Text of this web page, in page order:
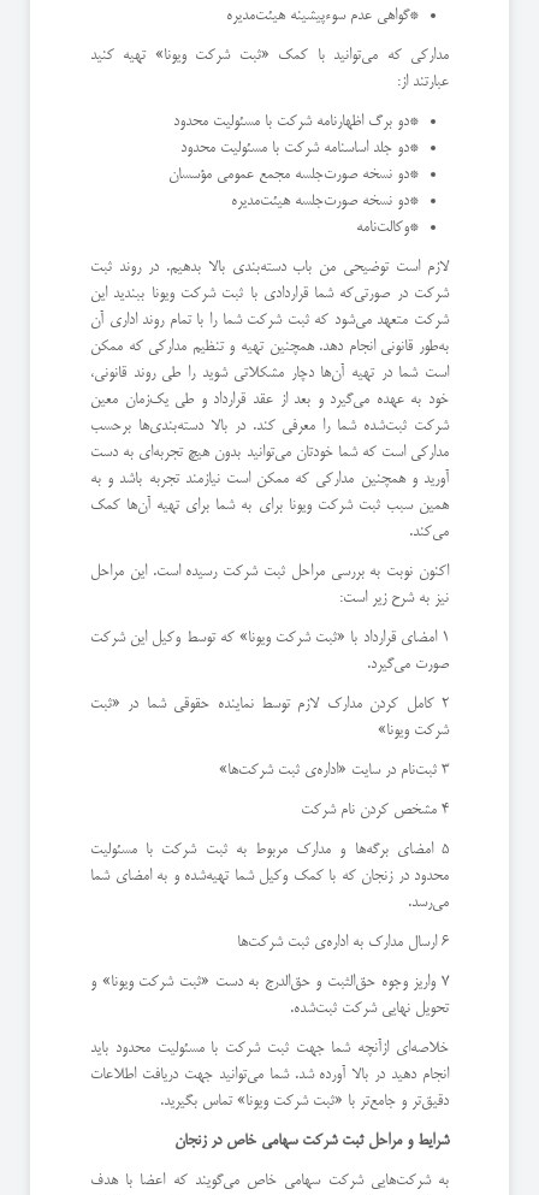
*گواهی عدم سوءپیشینه هیئت‌مدیره
مدارکی که می‌توانید با کمک «ثبت شرکت ویونا» تهیه کنید
عبارتند از:
*دو برگ اظهارنامه شرکت با مسئولیت محدود
*دو جلد اساسنامه شرکت با مسئولیت محدود
*دو نسخه صورت‌جلسه مجمع عمومی مؤسسان
*دو نسخه صورت‌جلسه هیئت‌مدیره
*وکالت‌نامه
لازم است توضیحی من باب دسته‌بندی بالا بدهیم. در روند ثبت
شرکت در صورتی‌که شما قراردادی با ثبت شرکت ویونا ببندید این
شرکت متعهد می‌شود که ثبت شرکت شما را با تمام روند اداری آن
به‌طور قانونی انجام دهد. همچنین تهیه و تنظیم مدارکی که ممکن
است شما در تهیه آن‌ها دچار مشکلاتی شوید را طی روند قانونی،
خود به عهده می‌گیرد و بعد از عقد قرارداد و طی یک‌زمان معین
شرکت ثبت‌شده شما را معرفی کند. در بالا دسته‌بندی‌ها برحسب
مدارکی است که شما خودتان می‌توانید بدون هیچ تجربه‌ای به دست
آورید و همچنین مدارکی که ممکن است نیازمند تجربه باشد و به
همین سبب ثبت شرکت ویونا برای به شما برای تهیه آن‌ها کمک
می‌کند.
اکنون نوبت به بررسی مراحل ثبت شرکت رسیده است. این مراحل
نیز به شرح زیر است:
1 امضای قرارداد با «ثبت شرکت ویونا» که توسط وکیل این شرکت
صورت می‌گیرد.
2 کامل کردن مدارک لازم توسط نماینده حقوقی شما در «ثبت
شرکت ویونا»
3 ثبت‌نام در سایت «اداره‌ی ثبت شرکت‌ها»
4 مشخص کردن نام شرکت
5 امضای برگه‌ها و مدارک مربوط به ثبت شرکت با مسئولیت
محدود در زنجان که با کمک وکیل شما تهیه‌شده و به امضای شما
می‌رسد.
6 ارسال مدارک به اداره‌ی ثبت شرکت‌ها
7 واریز وجوه حق‌الثبت و حق‌الدرج به دست «ثبت شرکت ویونا» و
تحویل نهایی شرکت ثبت‌شده.
خلاصه‌ای ازآنچه شما جهت ثبت شرکت با مسئولیت محدود باید
انجام دهید در بالا آورده شد. شما می‌توانید جهت دریافت اطلاعات
دقیق‌تر و جامع‌تر با «ثبت شرکت ویونا» تماس بگیرید.
شرایط و مراحل ثبت شرکت سهامی خاص در زنجان
به شرکت‌هایی شرکت سهامی خاص می‌گویند که اعضا با هدف